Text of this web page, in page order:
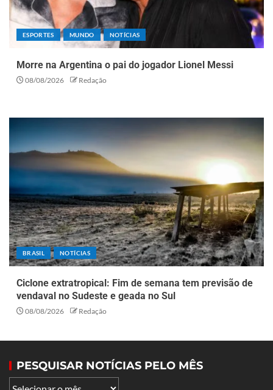
ESPORTES MUNDO NOTÍCIAS
Morre na Argentina o pai do jogador Lionel Messi
08/08/2026 Redação
BRASIL NOTÍCIAS
Ciclone extratropical: Fim de semana tem previsão de
vendaval no Sudeste e geada no Sul
08/08/2026 Redação
PESQUISAR NOTÍCIAS PELO MÊS